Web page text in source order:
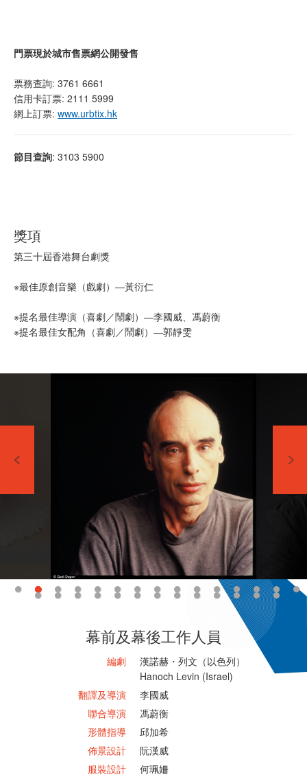
門票現於城市售票網公開發售
票務查詢: 3761 6661
信用卡訂票: 2111 5999
網上訂票: www.urbtix.hk
節目查詢: 3103 5900
獎項
第三十屆香港舞台劇獎
※最佳原創音樂（戲劇）—黃衍仁
※提名最佳導演（喜劇／鬧劇）—李國威、馮蔚衡
※提名最佳女配角（喜劇／鬧劇）—郭靜雯
幕前及幕後工作人員
編劇
漢諾赫・列文（以色列）
Hanoch Levin (Israel)
翻譯及導演
李國威
聯合導演
馮蔚衡
形體指導
邱加希
佈景設計
阮漢威
服裝設計
何珮姍